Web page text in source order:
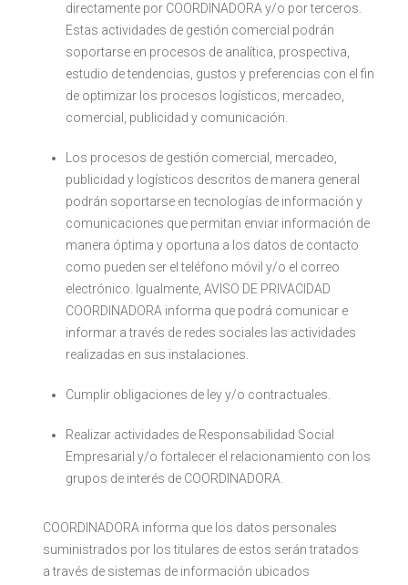
directamente por COORDINADORA y/o por terceros.
Estas actividades de gestión comercial podrán
soportarse en procesos de analítica, prospectiva,
estudio de tendencias, gustos y preferencias con el fin
de optimizar los procesos logísticos, mercadeo,
comercial, publicidad y comunicación.
Los procesos de gestión comercial, mercadeo,
publicidad y logísticos descritos de manera general
podrán soportarse en tecnologías de información y
comunicaciones que permitan enviar información de
manera óptima y oportuna a los datos de contacto
como pueden ser el teléfono móvil y/o el correo
electrónico. Igualmente, AVISO DE PRIVACIDAD
COORDINADORA informa que podrá comunicar e
informar a través de redes sociales las actividades
realizadas en sus instalaciones.
Cumplir obligaciones de ley y/o contractuales.
Realizar actividades de Responsabilidad Social
Empresarial y/o fortalecer el relacionamiento con los
grupos de interés de COORDINADORA.
COORDINADORA informa que los datos personales
suministrados por los titulares de estos serán tratados
a través de sistemas de información ubicados